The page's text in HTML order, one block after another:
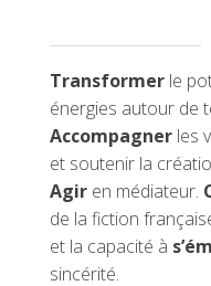
Transformer le
énergies autour de
Accompagner les
et soutenir la
Agir en médiateur.
de la fiction
et la capacité à
sincérité.